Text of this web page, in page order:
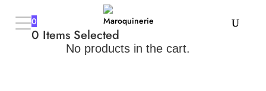
0
0 Items Selected
No products in the cart.